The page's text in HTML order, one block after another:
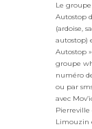
Le
Autostop
(ardoise,
autostop)
Autostop
groupe
numéro
ou par
avec
Pierreville
Limouzin